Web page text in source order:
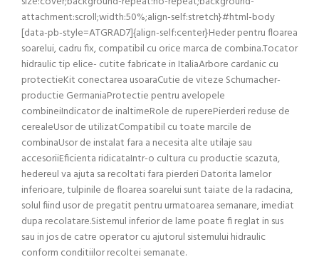
attachment:scroll;width:50%;align-self:stretch}#html-body
[data-pb-style=ATGRAD7]{align-self:center}Heder pentru floarea
soarelui, cadru fix, compatibil cu orice marca de combina.Tocator
hidraulic tip elice- cutite fabricate in ItaliaArbore cardanic cu
protectieKit conectarea usoaraCutie de viteze Schumacher-
productie GermaniaProtectie pentru avelopele
combineiIndicator de inaltimeRole de ruperePierderi reduse de
cerealeUsor de utilizatCompatibil cu toate marcile de
combinaUsor de instalat fara a necesita alte utilaje sau
accesoriiEficienta ridicataIntr-o cultura cu productie scazuta,
hedereul va ajuta sa recoltati fara pierderi Datorita lamelor
inferioare, tulpinile de floarea soarelui sunt taiate de la radacina,
solul fiind usor de pregatit pentru urmatoarea semanare, imediat
dupa recolatare.Sistemul inferior de lame poate fi reglat in sus
sau in jos de catre operator cu ajutorul sistemului hidraulic
conform conditiilor recoltei semanate.